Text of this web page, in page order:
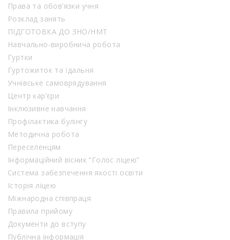
Права та обов’язки учня
Розклад занять
ПІДГОТОВКА ДО ЗНО/НМТ
Навчально-виробнича робота
Гуртки
Гуртожиток та їдальня
Учнівське самоврядування
Центр кар’єри
Інклюзивне навчання
Профілактика булінгу
Методична робота
Переселенцям
Інформаційний вісник “Голос ліцею”
Система забезпечення якості освіти
Історія ліцею
Міжнародна співпраця
Правила прийому
Документи до вступу
Публічна інформація